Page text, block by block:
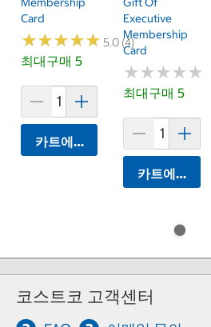
Card
★★★★★
★★★★★ 5.0 (4)
최대구매 5
카트에 담기
Executive
Membership
Card
★★★★★
★★★★★
최대구매 5
카트에 담기
코스트코 고객센터